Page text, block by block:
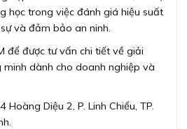
học trong việc đánh giá hiệu suất
và đảm bảo an ninh.
để được tư vấn chi tiết về giải
dành cho doanh nghiệp và
Hoàng Diệu 2, P. Linh Chiểu, TP.